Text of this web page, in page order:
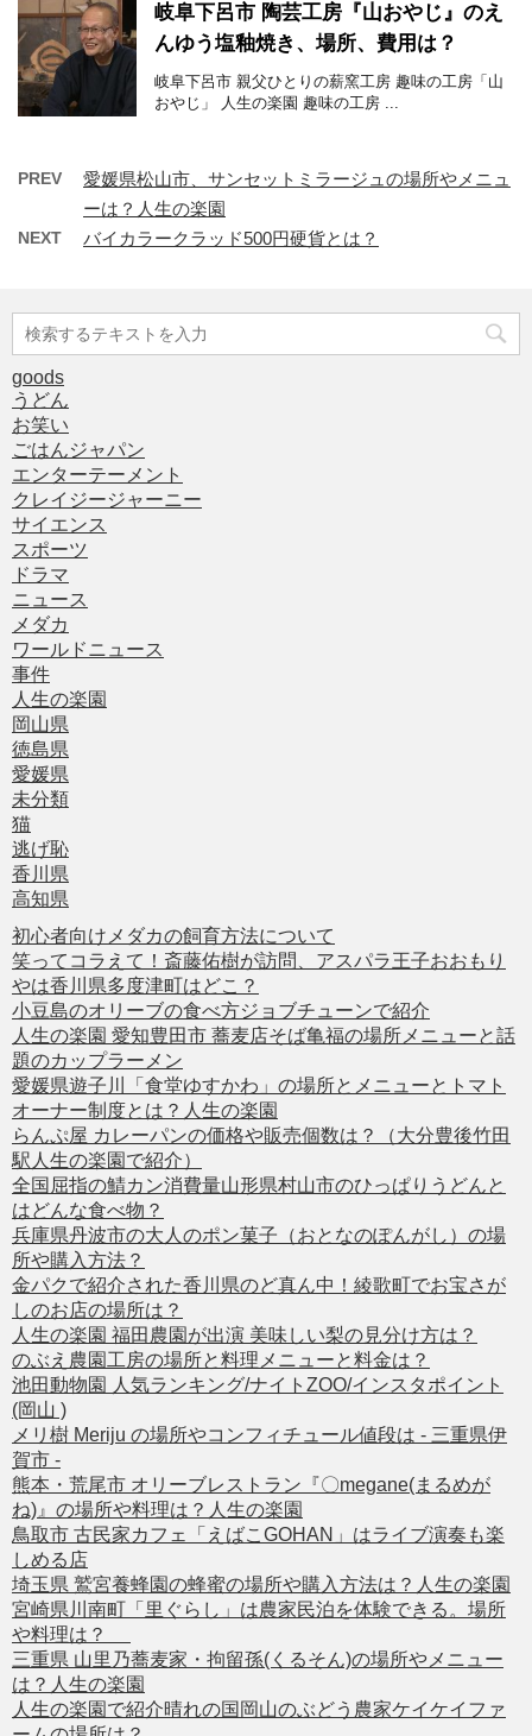
岐阜下呂市 陶芸工房『山おやじ』のえ
んゆう塩釉焼き、場所、費用は？
岐阜下呂市 親父ひとりの薪窯工房 趣味の工房「山
おやじ」 人生の楽園 趣味の工房 ...
PREV
愛媛県松山市、サンセットミラージュの場所やメニュ
ーは？人生の楽園
NEXT バイカラークラッド500円硬貨とは？
goods
うどん
お笑い
ごはんジャパン
エンターテーメント
クレイジージャーニー
サイエンス
スポーツ
ドラマ
ニュース
メダカ
ワールドニュース
事件
人生の楽園
岡山県
徳島県
愛媛県
未分類
猫
逃げ恥
香川県
高知県
初心者向けメダカの飼育方法について
笑ってコラえて！斎藤佑樹が訪問、アスパラ王子おおもり
やは香川県多度津町はどこ？
小豆島のオリーブの食べ方ジョブチューンで紹介
人生の楽園 愛知豊田市 蕎麦店そば亀福の場所メニューと話
題のカップラーメン
愛媛県遊子川「食堂ゆすかわ」の場所とメニューとトマト
オーナー制度とは？人生の楽園
らんぷ屋 カレーパンの価格や販売個数は？（大分豊後竹田
駅人生の楽園で紹介）
全国屈指の鯖カン消費量山形県村山市のひっぱりうどんと
はどんな食べ物？
兵庫県丹波市の大人のポン菓子（おとなのぽんがし）の場
所や購入方法？
金パクで紹介された香川県のど真ん中！綾歌町でお宝さが
しのお店の場所は？
人生の楽園 福田農園が出演 美味しい梨の見分け方は？
のぶえ農園工房の場所と料理メニューと料金は？
池田動物園 人気ランキング/ナイトZOO/インスタポイント
(岡山 )
メリ樹 Meriju の場所やコンフィチュール値段は - 三重県伊
賀市 -
熊本・荒尾市 オリーブレストラン『〇megane(まるめが
ね)』の場所や料理は？人生の楽園
鳥取市 古民家カフェ「えばこGOHAN」はライブ演奏も楽
しめる店
埼玉県 鷲宮養蜂園の蜂蜜の場所や購入方法は？人生の楽園
宮崎県川南町「里ぐらし」は農家民泊を体験できる。場所
や料理は？
三重県 山里乃蕎麦家・拘留孫(くるそん)の場所やメニュー
は？人生の楽園
人生の楽園で紹介晴れの国岡山のぶどう農家ケイケイファ